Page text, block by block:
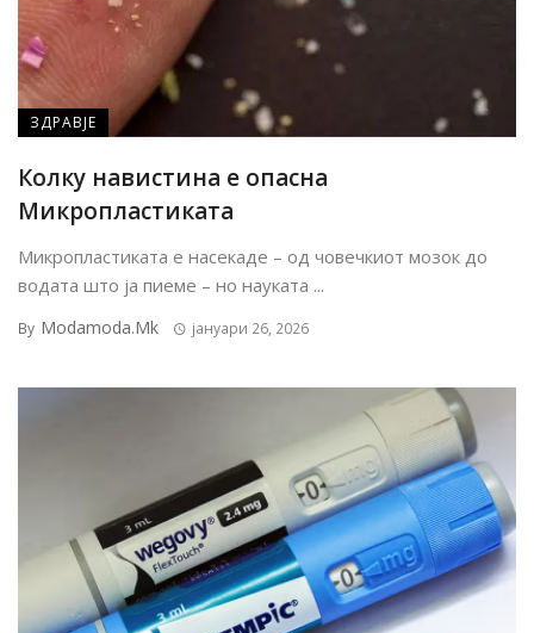
ЗДРАВЈЕ
Колку навистина е опасна
Микропластиката
Микропластиката е насекаде – од човечкиот мозок до
водата што ја пиеме – но науката ...
By Modamoda.mk јануари 26, 2026